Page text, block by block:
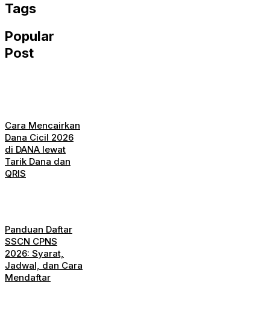
Tags
Popular
Post
Cara Mencairkan
Dana Cicil 2026
di DANA lewat
Tarik Dana dan
QRIS
Panduan Daftar
SSCN CPNS
2026: Syarat,
Jadwal, dan Cara
Mendaftar